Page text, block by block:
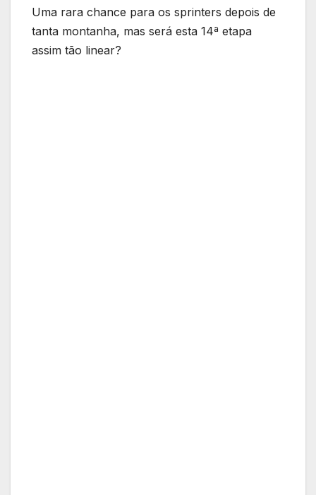
Uma rara chance para os sprinters depois de
tanta montanha, mas será esta 14ª etapa
assim tão linear?